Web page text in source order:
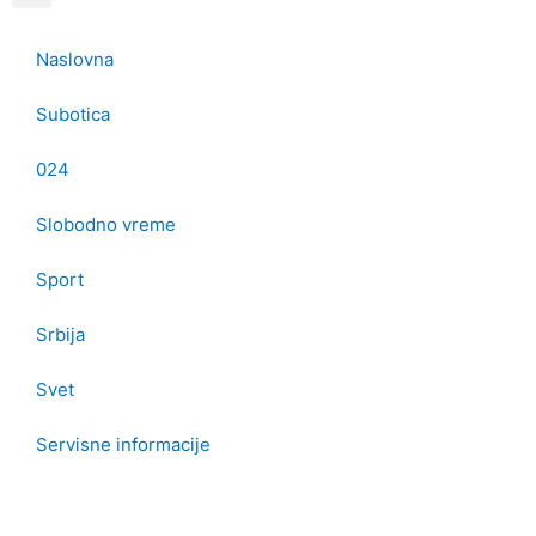
k
a
Naslovna
Subotica
024
Slobodno vreme
Sport
Srbija
Svet
Servisne informacije